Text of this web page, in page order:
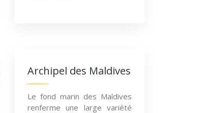
Archipel des Maldives
Le fond marin des Maldives
renferme une large variété